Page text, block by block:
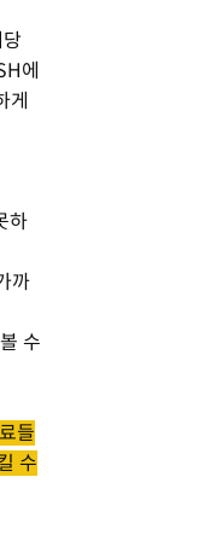
에
게
하
까
수
들
수